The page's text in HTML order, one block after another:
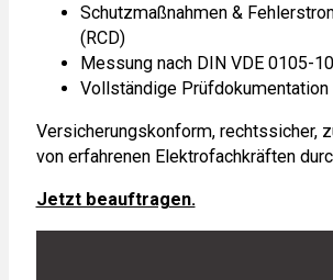
Schutzmaßnahmen &
(RCD)
Messung nach DIN VDE 0105-
Vollständige Prüfdokumentation
Versicherungskonform, rechtssicher,
von erfahrenen Elektrofachkräften
Jetzt beauftragen.